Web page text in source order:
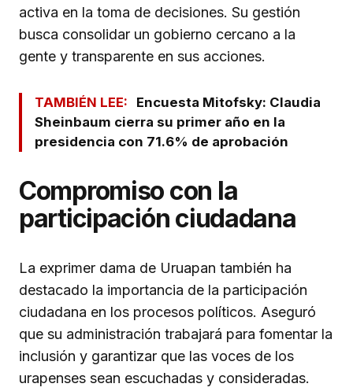
activa en la toma de decisiones. Su gestión
busca consolidar un gobierno cercano a la
gente y transparente en sus acciones.
TAMBIÉN LEE:
Encuesta Mitofsky: Claudia
Sheinbaum cierra su primer año en la
presidencia con 71.6% de aprobación
Compromiso con la
participación ciudadana
La exprimer dama de Uruapan también ha
destacado la importancia de la participación
ciudadana en los procesos políticos. Aseguró
que su administración trabajará para fomentar la
inclusión y garantizar que las voces de los
urapenses sean escuchadas y consideradas.